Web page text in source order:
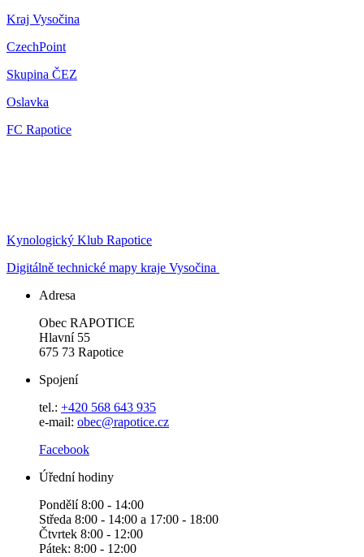
Kraj Vysočina
CzechPoint
Skupina ČEZ
Oslavka
FC Rapotice
Kynologický Klub Rapotice
Digitálně technické mapy kraje Vysočina
Adresa
Obec RAPOTICE
Hlavní 55
675 73 Rapotice
Spojení
tel.: +420 568 643 935
e-mail: obec@rapotice.cz
Facebook
Úřední hodiny
Pondělí 8:00 - 14:00
Středa 8:00 - 14:00 a 17:00 - 18:00
Čtvrtek 8:00 - 12:00
Pátek: 8:00 - 12:00